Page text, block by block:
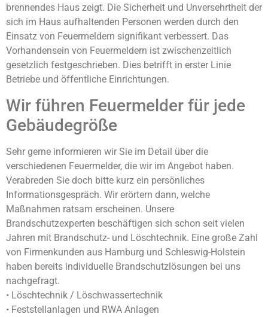
brennendes Haus zeigt. Die Sicherheit und Unversehrtheit der
sich im Haus aufhaltenden Personen werden durch den
Einsatz von Feuermeldern signifikant verbessert. Das
Vorhandensein von Feuermeldern ist zwischenzeitlich
gesetzlich festgeschrieben. Dies betrifft in erster Linie
Betriebe und öffentliche Einrichtungen.
Wir führen Feuermelder für jede
Gebäudegröße
Sehr gerne informieren wir Sie im Detail über die
verschiedenen Feuermelder, die wir im Angebot haben.
Verabreden Sie doch bitte kurz ein persönliches
Informationsgespräch. Wir erörtern dann, welche
Maßnahmen ratsam erscheinen. Unsere
Brandschutzexperten beschäftigen sich schon seit vielen
Jahren mit Brandschutz- und Löschtechnik. Eine große Zahl
von Firmenkunden aus Hamburg und Schleswig-Holstein
haben bereits individuelle Brandschutzlösungen bei uns
nachgefragt.
• Löschtechnik / Löschwassertechnik
• Feststellanlagen und RWA Anlagen